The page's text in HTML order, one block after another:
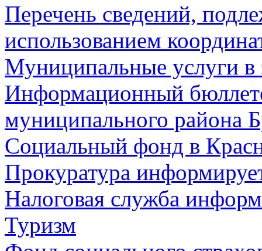
Перечень сведений,
использованием
Муниципальные услуги в
Информационный
муниципального района
Социальный фонд в
Прокуратура
Налоговая служба
Туризм